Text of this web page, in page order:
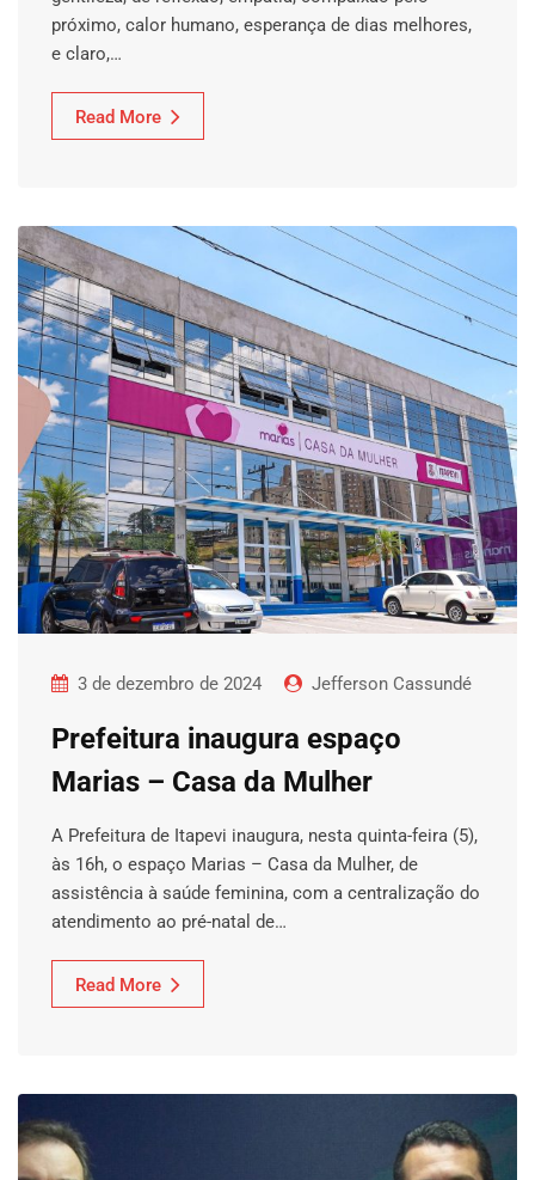
próximo, calor humano, esperança de dias melhores,
e claro,…
Read More
3 de dezembro de 2024 Jefferson Cassundé
Prefeitura inaugura espaço
Marias – Casa da Mulher
A Prefeitura de Itapevi inaugura, nesta quinta-feira (5),
às 16h, o espaço Marias – Casa da Mulher, de
assistência à saúde feminina, com a centralização do
atendimento ao pré-natal de…
Read More